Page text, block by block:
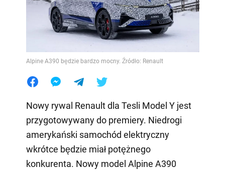
Alpine A390 będzie bardzo mocny. Źródło: Renault
Nowy rywal Renault dla Tesli Model Y jest
przygotowywany do premiery. Niedrogi
amerykański samochód elektryczny
wkrótce będzie miał potężnego
konkurenta. Nowy model Alpine A390